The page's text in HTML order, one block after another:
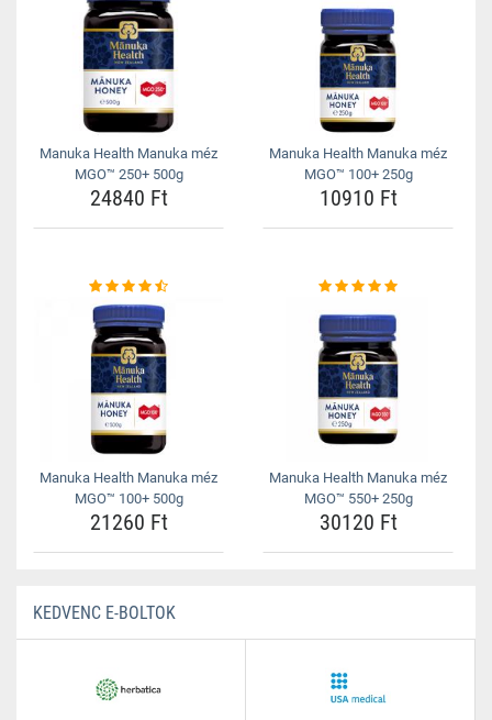
Manuka Health Manuka méz
MGO™ 250+ 500g
24840 Ft
Manuka Health Manuka méz
MGO™ 100+ 250g
10910 Ft
Manuka Health Manuka méz
MGO™ 100+ 500g
21260 Ft
Manuka Health Manuka méz
MGO™ 550+ 250g
30120 Ft
KEDVENC E-BOLTOK